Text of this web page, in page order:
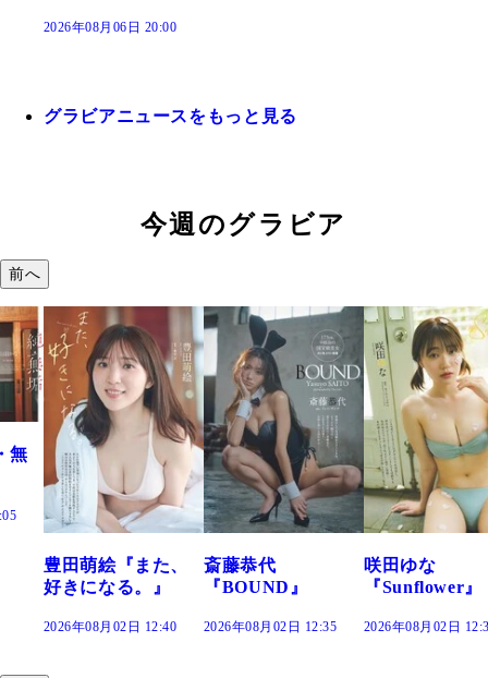
2026年08月06日 20:00
グラビアニュースをもっと見る
今週のグラビア
前へ
豊田萌絵『また、
好きになる。』
2026年08月02日 12:40
斎藤恭代
『BOUND』
2026年08月02日 12:35
咲田ゆな
『Sunflower』
2026年08月02日
無